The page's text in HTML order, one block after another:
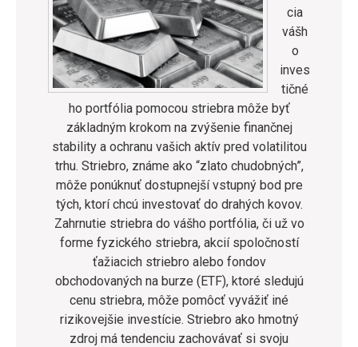
cia
vášh
o
inves
tičné
ho portfólia pomocou striebra môže byť
základným krokom na zvýšenie finančnej
stability a ochranu vašich aktív pred volatilitou
trhu. Striebro, známe ako “zlato chudobných”,
môže ponúknuť dostupnejší vstupný bod pre
tých, ktorí chcú investovať do drahých kovov.
Zahrnutie striebra do vášho portfólia, či už vo
forme fyzického striebra, akcií spoločností
ťažiacich striebro alebo fondov
obchodovaných na burze (ETF), ktoré sledujú
cenu striebra, môže pomôcť vyvážiť iné
rizikovejšie investície. Striebro ako hmotný
zdroj má tendenciu zachovávať si svoju